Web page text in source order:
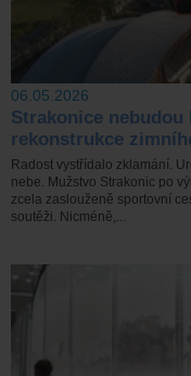
06.05.2026
Strakonice
rekonstrukce
Radost vystřídalo zklamání.
nebe. Mužstvo Strakonic po
zcela zaslouženě sportovní
soutěži. Nicméně,...